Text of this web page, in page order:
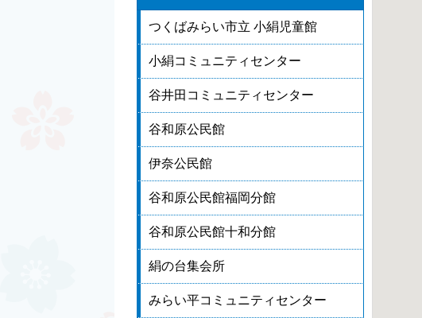
つくばみらい市立 小絹児童館
小絹コミュニティセンター
谷井田コミュニティセンター
谷和原公民館
伊奈公民館
谷和原公民館福岡分館
谷和原公民館十和分館
絹の台集会所
みらい平コミュニティセンター